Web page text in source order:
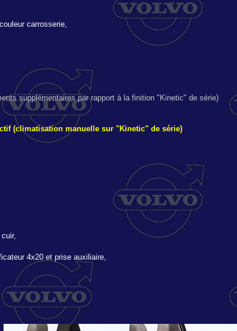
carrosserie,
supplémentaires par rapport à la finition "Kinetic" de série)
(climatisation manuelle sur "Kinetic" de série)
4x20 et prise auxiliaire,